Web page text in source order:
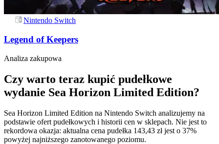
Nintendo Switch
Legend of Keepers
Analiza zakupowa
Czy warto teraz kupić pudełkowe
wydanie Sea Horizon Limited Edition?
Sea Horizon Limited Edition na Nintendo Switch analizujemy na
podstawie ofert pudełkowych i historii cen w sklepach. Nie jest to
rekordowa okazja: aktualna cena pudełka 143,43 zł jest o 37%
powyżej najniższego zanotowanego poziomu.